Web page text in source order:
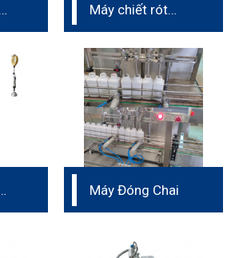
Máy chiết rót
30L
Máy Đóng Chai